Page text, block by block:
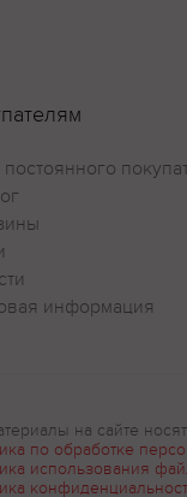
постоянного
информация
на сайте
по обработке
использования